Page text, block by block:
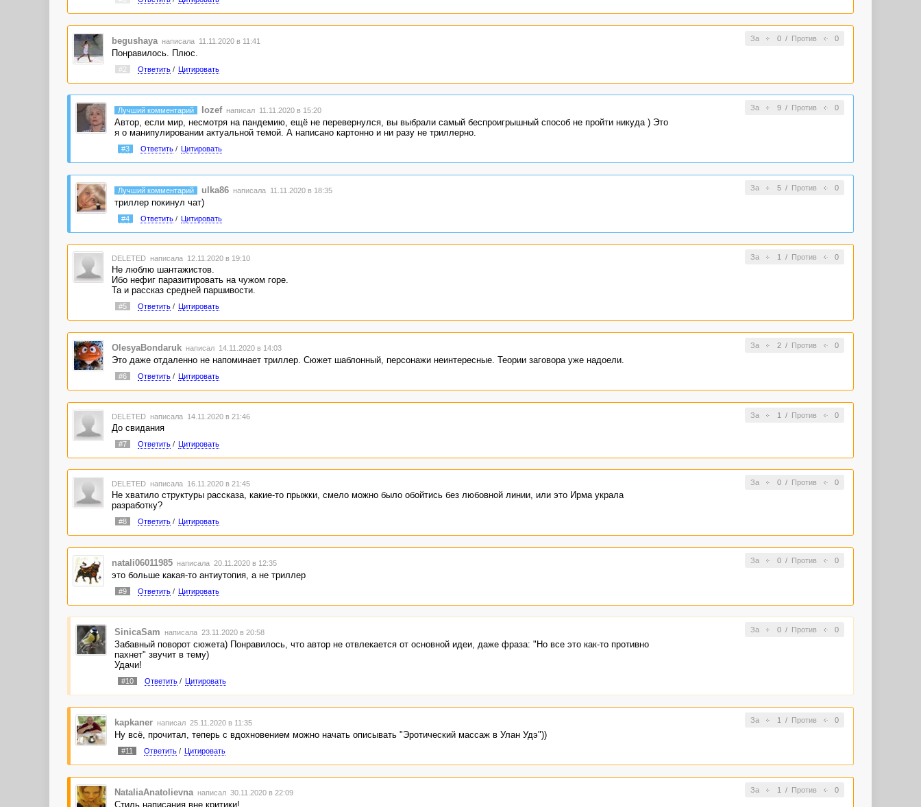
За 0/ Против 0
begushaya написала 11.11.2020 в 11:41
Понравилось. Плюс.
#2 Ответить/ Цитировать
За 9/ Против 0
Лучший комментарий Iozef написал 11.11.2020 в 15:20
Автор, если мир, несмотря на пандемию, ещё не перевернулся, вы выбрали самый беспроигрышный способ не пройти никуда ) Это
я о манипулировании актуальной темой. А написано картонно и ни разу не триллерно.
#3 Ответить/ Цитировать
За 5/ Против 0
Лучший комментарий ulka86 написала 11.11.2020 в 18:35
триллер покинул чат)
#4 Ответить/ Цитировать
За 1 / Против 0
DELETED написала 12.11.2020 в 19:10
Не люблю шантажистов.
Ибо нефиг паразитировать на чужом горе.
Та и рассказ средней паршивости.
#5 Ответить/ Цитировать
За 2/ Против 0
OlesyaBondaruk написал 14.11.2020 в 14:03
Это даже отдаленно не напоминает триллер. Сюжет шаблонный, персонажи неинтересные. Теории заговора уже надоели.
#6 Ответить/ Цитировать
За 1 / Против 0
DELETED написала 14.11.2020 в 21:46
До свидания
#7 Ответить/ Цитировать
За 0/ Против 0
DELETED написала 16.11.2020 в 21:45
Не хватило структуры рассказа, какие-то прыжки, смело можно было обойтись без любовной линии, или это Ирма украла
разработку?
#8 Ответить/ Цитировать
За 0/ Против 0
natali06011985 написала 20.11.2020 в 12:35
это больше какая-то антиутопия, а не триллер
#9 Ответить/ Цитировать
За 0/ Против 0
SinicaSam написала 23.11.2020 в 20:58
Забавный поворот сюжета) Понравилось, что автор не отвлекается от основной идеи, даже фраза: "Но все это как-то противно
пахнет" звучит в тему)
Удачи!
#10 Ответить/ Цитировать
За 1 / Против 0
kapkaner написал 25.11.2020 в 11:35
Ну всё, прочитал, теперь с вдохновением можно начать описывать "Эротический массаж в Улан Удэ"))
#11 Ответить/ Цитировать
За 1 / Против 0
NataliaAnatolievna написал 30.11.2020 в 22:09
Стиль написания вне критики!